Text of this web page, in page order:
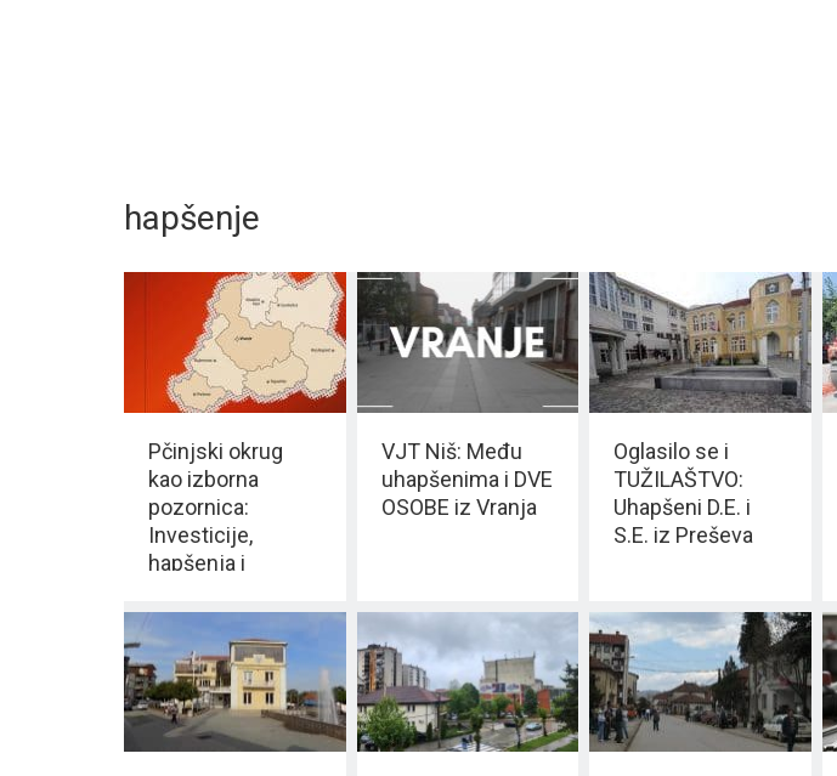
hapšenje
Pčinjski okrug
kao izborna
pozornica:
Investicije,
hapšenja i
VJT Niš: Među
uhapšenima i DVE
OSOBE iz Vranja
Oglasilo se i
TUŽILAŠTVO:
Uhapšeni D.E. i
S.E. iz Preševa